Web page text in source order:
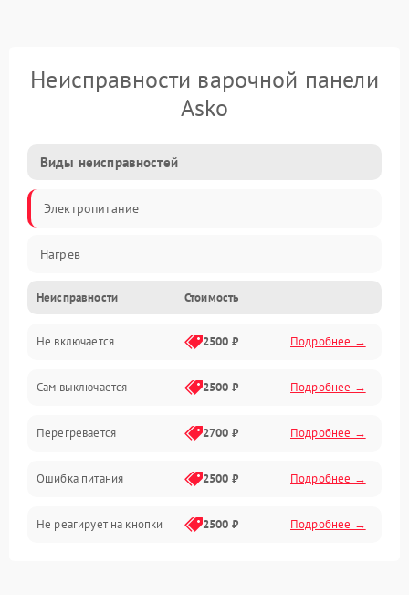
Неисправности варочной панели
Asko
Виды неисправностей
Электропитание
Нагрев
Неисправности Стоимость
Не включается 2500 ₽ Подробнее →
Сам выключается 2500 ₽ Подробнее →
Перегревается 2700 ₽ Подробнее →
Ошибка питания 2500 ₽ Подробнее →
Не реагирует на кнопки 2500 ₽ Подробнее →